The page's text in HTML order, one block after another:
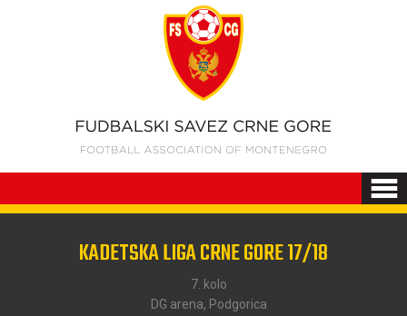
KADETSKA LIGA CRNE GORE 17/18
7. kolo
DG arena, Podgorica